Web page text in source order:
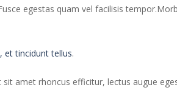
egestas quam vel facilisis
et tincidunt tellus.
amet rhoncus efficitur, lectus augue